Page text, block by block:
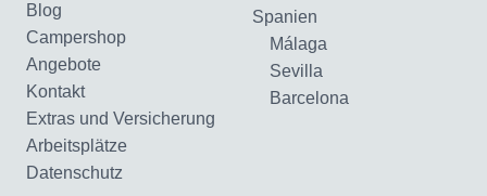
Blog
Campershop
Angebote
Kontakt
Extras und Versicherung
Arbeitsplätze
Datenschutz
Spanien
Málaga
Sevilla
Barcelona